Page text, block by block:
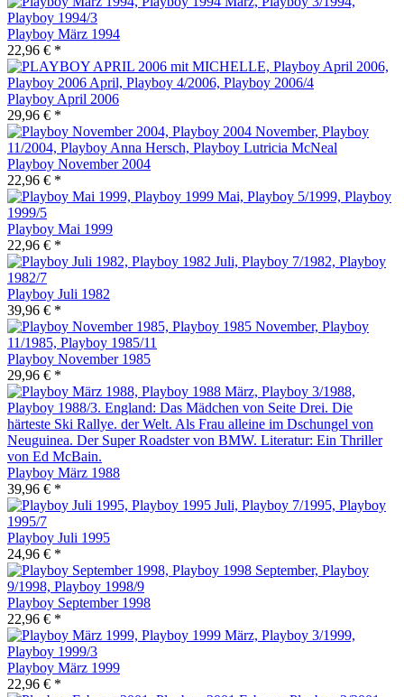
Playboy März 1994
22,96 € *
Playboy April 2006
29,96 € *
Playboy November 2004
22,96 € *
Playboy Mai 1999
22,96 € *
Playboy Juli 1982
39,96 € *
Playboy November 1985
29,96 € *
Playboy März 1988
39,96 € *
Playboy Juli 1995
24,96 € *
Playboy September 1998
22,96 € *
Playboy März 1999
22,96 € *